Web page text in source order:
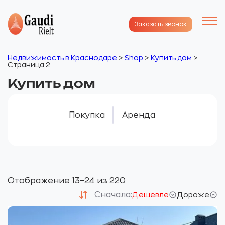
Заказать звонок
Недвижимость в Краснодаре > Shop > Купить дом >
Страница 2
Купить дом
Покупка Аренда
Отображение 13–24 из 220
Сначала:Дешевле Дороже